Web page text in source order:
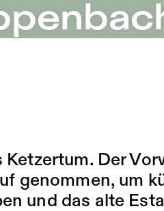
Berlin
Der
genommen, um
und das alte